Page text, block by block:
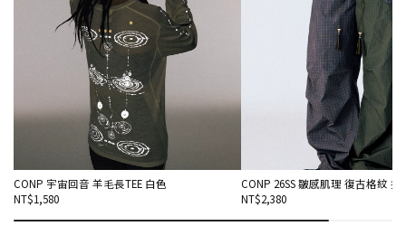
CONP 宇宙回音 羊毛長TEE 白色
NT$1,580
CONP 26SS 皺感肌理 復古格紋 拼
NT$2,380